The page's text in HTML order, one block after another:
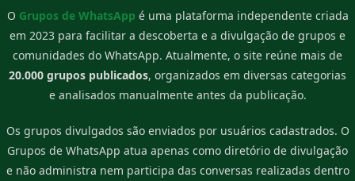
O Grupos de WhatsApp é uma plataforma independente criada
em 2023 para facilitar a descoberta e a divulgação de grupos e
comunidades do WhatsApp. Atualmente, o site reúne mais de
20.000 grupos publicados, organizados em diversas categorias
e analisados manualmente antes da publicação.
Os grupos divulgados são enviados por usuários cadastrados. O
Grupos de WhatsApp atua apenas como diretório de divulgação
e não administra nem participa das conversas realizadas dentro